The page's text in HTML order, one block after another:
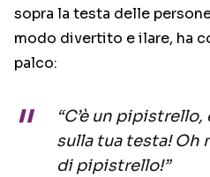
sopra la testa delle
modo divertito e ilare, ha
palco:
“C’è un
sulla tua testa! Oh
di pipistrello!”